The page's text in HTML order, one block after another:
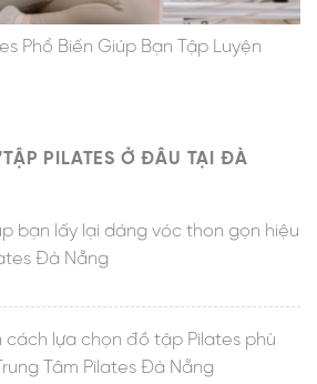
Phổ Biến Giúp Bạn Tập Luyện
TẬP PILATES Ở ĐÂU TẠI ĐÀ
bạn lấy lại dáng vóc thon gọn hiệu
Đà Nẵng
cách lựa chọn đồ tập Pilates phù
Tâm Pilates Đà Nẵng